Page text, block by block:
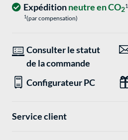
Expéditionneutre en CO21
1(par compensation)
Consulter le statut
de la commande
Configurateur PC
Service client